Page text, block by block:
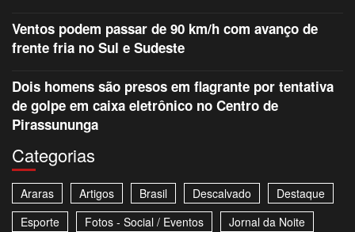
Ventos podem passar de 90 km/h com avanço de
frente fria no Sul e Sudeste
Dois homens são presos em flagrante por tentativa
de golpe em caixa eletrônico no Centro de
Pirassununga
Categorias
Araras Artigos Brasil Descalvado
Destaque
Esporte
Fotos - Social / Eventos Jornal da Noite